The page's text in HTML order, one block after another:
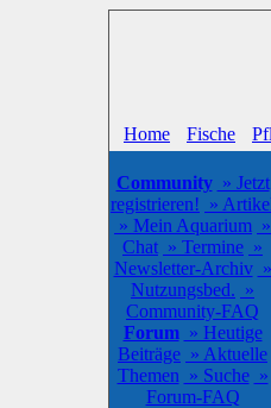
Home Fische
Community » Jetzt
registrieren! »
» Mein Aquarium »
Chat » Termine »
Newsletter-Archiv »
Nutzungsbed. »
Community-FAQ
Forum » Heutige
Beiträge » Aktuelle
Themen » Suche »
Forum-FAQ